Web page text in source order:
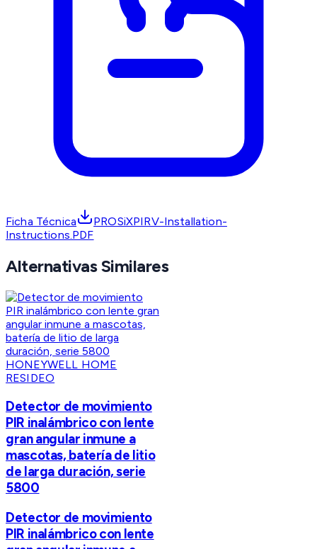
Ficha Técnica
PROSiXPIRV-Installation-
Instructions.PDF
Alternativas Similares
HONEYWELL HOME
RESIDEO
Detector de movimiento
PIR inalámbrico con lente
gran angular inmune a
mascotas, batería de litio
de larga duración, serie
5800
Detector de movimiento
PIR inalámbrico con lente